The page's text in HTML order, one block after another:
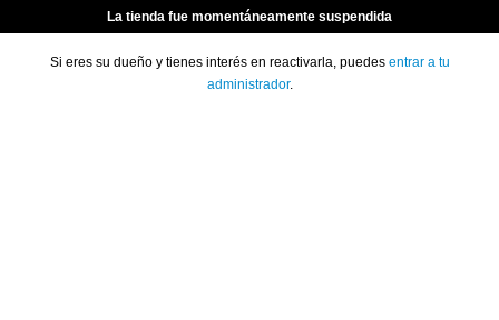
La tienda fue momentáneamente suspendida
Si eres su dueño y tienes interés en reactivarla, puedes entrar a tu
administrador.